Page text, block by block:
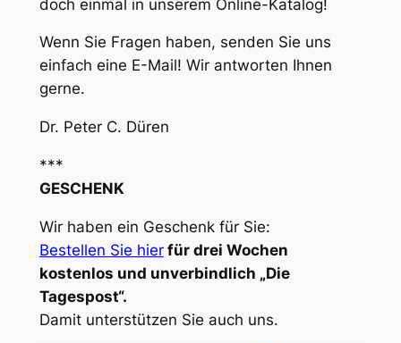
doch einmal in unserem Online-Katalog!
Wenn Sie Fragen haben, senden Sie uns
einfach eine E-Mail! Wir antworten Ihnen
gerne.
Dr. Peter C. Düren
***
GESCHENK
Wir haben ein Geschenk für Sie:
Bestellen Sie hier für drei Wochen
kostenlos und unverbindlich „Die
Tagespost“.
Damit unterstützen Sie auch uns.